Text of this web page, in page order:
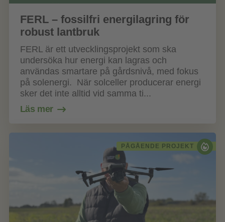
FERL – fossilfri energilagring för
robust lantbruk
FERL är ett utvecklingsprojekt som ska
undersöka hur energi kan lagras och
användas smartare på gårdsnivå, med fokus
på solenergi. När solceller producerar energi
sker det inte alltid vid samma ti...
Läs mer
PÅGÅENDE PROJEKT